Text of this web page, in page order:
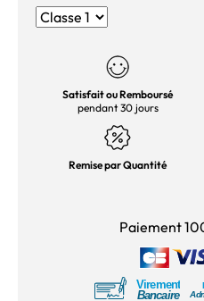
Satisfait ou Remboursé
pendant 30 jours
Remise par Quantité
Paiement